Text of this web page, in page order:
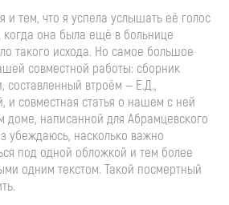
и тем, что я успела услышать её голос
когда она была ещё в больнице
такого исхода. Но самое большое
совместной работы: сборник
составленный втроём — Е.Д.,
и совместная статья о нашем с ней
доме, написанной для Абрамцевского
убеждаюсь, насколько важно
под одной обложкой и тем более
одним текстом. Такой посмертный